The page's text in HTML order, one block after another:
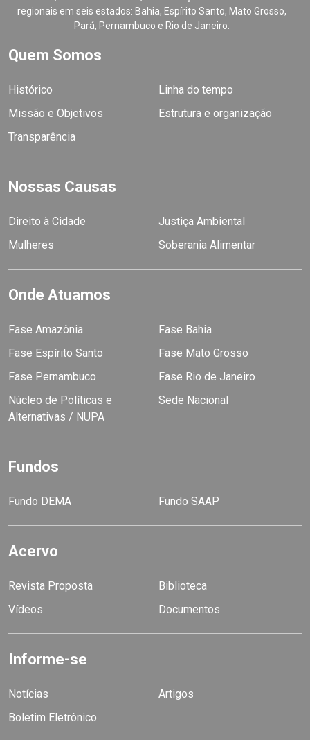
regionais em seis estados: Bahia, Espírito Santo, Mato Grosso,
Pará, Pernambuco e Rio de Janeiro.
Quem Somos
Histórico
Linha do tempo
Missão e Objetivos
Estrutura e organização
Transparência
Nossas Causas
Direito à Cidade
Justiça Ambiental
Mulheres
Soberania Alimentar
Onde Atuamos
Fase Amazônia
Fase Bahia
Fase Espírito Santo
Fase Mato Grosso
Fase Pernambuco
Fase Rio de Janeiro
Núcleo de Políticas e
Alternativas / NUPA
Sede Nacional
Fundos
Fundo DEMA Fundo SAAP
Acervo
Revista Proposta
Biblioteca
Vídeos
Documentos
Informe-se
Notícias
Artigos
Boletim Eletrônico